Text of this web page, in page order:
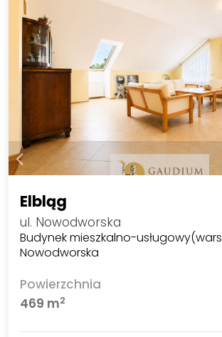
Elbląg
ul. Nowodworska
Budynek mieszkalno-
Nowodworska
Powierzchnia
469 m2